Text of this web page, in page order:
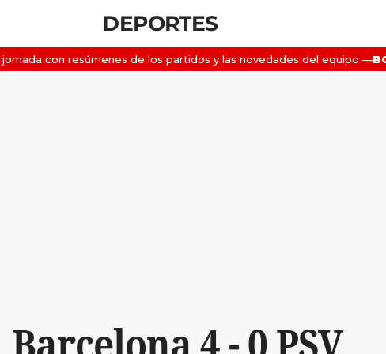
DEPORTES
Barcelona 4 - 0 PSV